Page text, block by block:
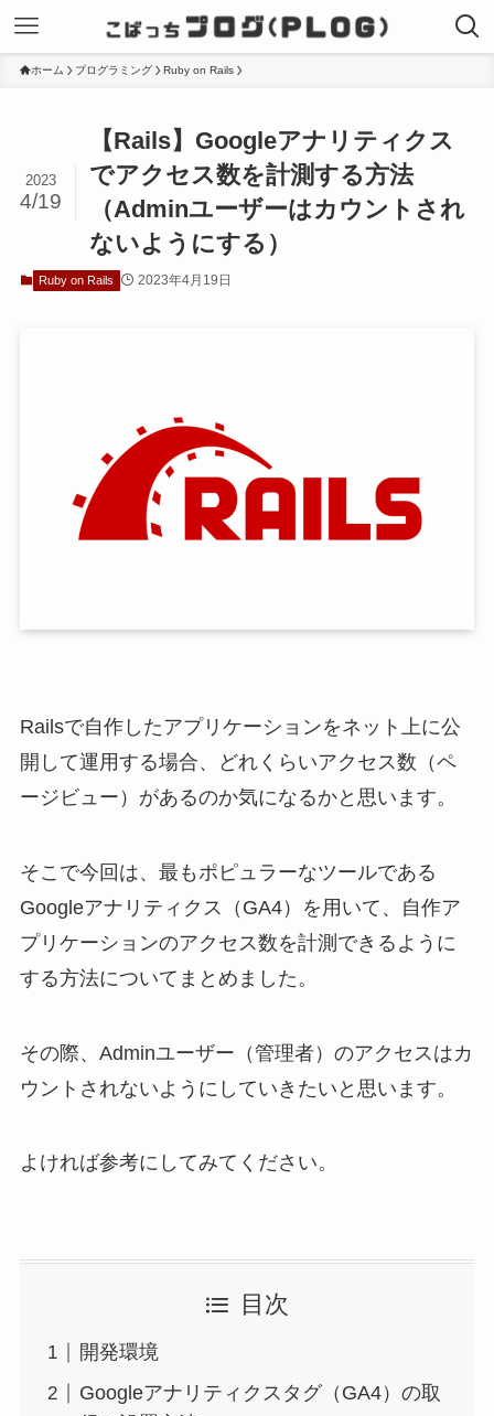
ホーム プログラミング Ruby on Rails
【Rails】Googleアナリティクス
でアクセス数を計測する方法
（Adminユーザーはカウントされ
ないようにする）
2023
4/19
Ruby on Rails 2023年4月19日
Railsで自作したアプリケーションをネット上に公
開して運用する場合、どれくらいアクセス数（ペ
ージビュー）があるのか気になるかと思います。
そこで今回は、最もポピュラーなツールである
Googleアナリティクス（GA4）を用いて、自作ア
プリケーションのアクセス数を計測できるように
する方法についてまとめました。
その際、Adminユーザー（管理者）のアクセスはカ
ウントされないようにしていきたいと思います。
よければ参考にしてみてください。
目次
開発環境
Googleアナリティクスタグ（GA4）の取